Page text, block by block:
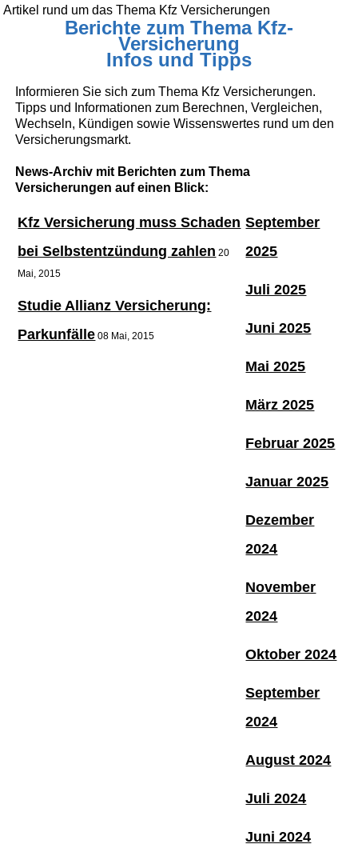
Artikel rund um das Thema Kfz Versicherungen
Berichte zum Thema Kfz-
Versicherung
Infos und Tipps
Informieren Sie sich zum Thema Kfz Versicherungen.
Tipps und Informationen zum Berechnen, Vergleichen,
Wechseln, Kündigen sowie Wissenswertes rund um den
Versicherungsmarkt.
News-Archiv mit Berichten zum Thema
Versicherungen auf einen Blick:
Kfz Versicherung muss Schaden
bei Selbstentzündung zahlen 20
Mai, 2015
Studie Allianz Versicherung:
Parkunfälle 08 Mai, 2015
September
2025
Juli 2025
Juni 2025
Mai 2025
März 2025
Februar 2025
Januar 2025
Dezember
2024
November
2024
Oktober 2024
September
2024
August 2024
Juli 2024
Juni 2024